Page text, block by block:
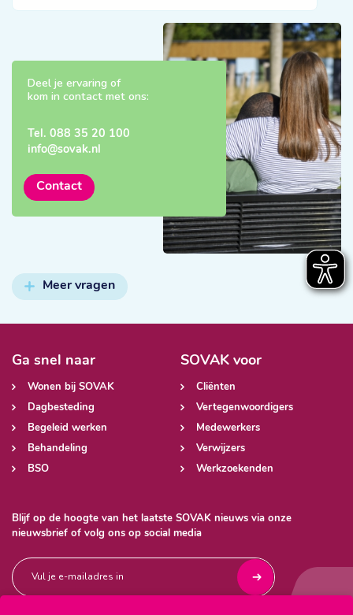
Deel je ervaring of
kom in contact met ons:
Tel. 088 35 20 100
info@sovak.nl
Contact
Meer vragen
Blijf op de hoogte van het laatste SOVAK nieuws via onze
nieuwsbrief of volg ons op social media
Ga snel naar
Wonen bij SOVAK
Dagbesteding
Begeleid werken
Behandeling
BSO
SOVAK voor
Cliënten
Vertegenwoordigers
Medewerkers
Verwijzers
Werkzoekenden